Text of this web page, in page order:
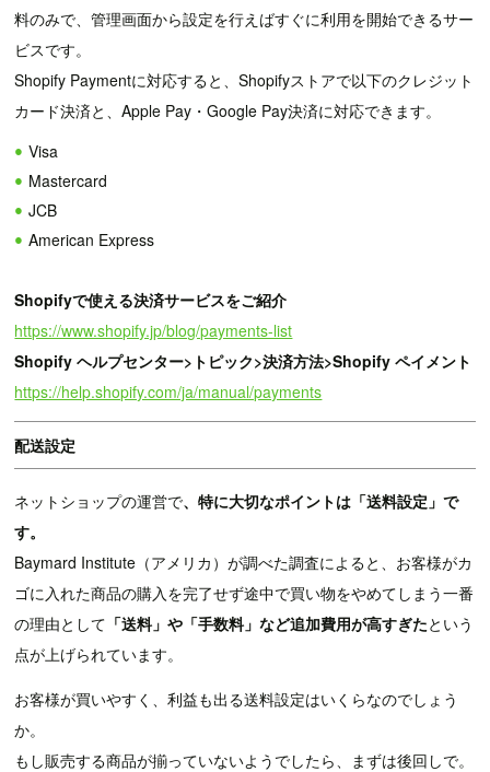
料のみで、管理画面から設定を行えばすぐに利用を開始できるサー
ビスです。
Shopify Paymentに対応すると、Shopifyストアで以下のクレジット
カード決済と、Apple Pay・Google Pay決済に対応できます。
Visa
Mastercard
JCB
American Express
Shopifyで使える決済サービスをご紹介
https://www.shopify.jp/blog/payments-list
Shopify ヘルプセンター>トピック>決済方法>Shopify ペイメント
https://help.shopify.com/ja/manual/payments
配送設定
ネットショップの運営で、特に大切なポイントは「送料設定」で
す。
Baymard Institute（アメリカ）が調べた調査によると、お客様がカ
ゴに入れた商品の購入を完了せず途中で買い物をやめてしまう一番
の理由として 「送料」や「手数料」など追加費用が高すぎたという
点が上げられています。
お客様が買いやすく、利益も出る送料設定はいくらなのでしょう
か。
もし販売する商品が揃っていないようでしたら、まずは後回しで。